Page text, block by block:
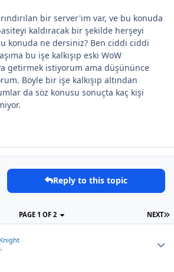
bir server'ım var, ve bu konuda
kaldıracak bir şekilde herşeyi
konuda ne dersiniz? Ben ciddi ciddi
bu işe kalkışıp eski WoW
getirmek istiyorum ama düşününce
Böyle bir işe kalkışıp altından
da söz konusu sonuçta kaç kişi
Reply to this topic
NEXT
PAGE 1 OF 2